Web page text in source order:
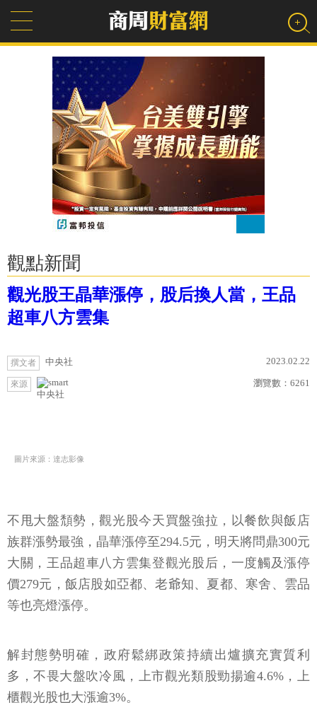
觀點新聞
觀光股王晶華漲停，股后換人當，王品
超車八方雲集
撰文者 中央社 2023.02.22
來源
中央社
瀏覽數： 6261
圖片來源：達志影像
不甩大盤頹勢，觀光股今天買盤強拉，以餐飲與飯店
族群漲勢最強，晶華漲停至294.5元，明天將問鼎300元
大關，王品超車八方雲集登觀光股后，一度觸及漲停
價279元，飯店股如亞都、老爺知、夏都、寒舍、雲品
等也亮燈漲停。
解封態勢明確，政府鬆綁政策持續出爐擴充實質利
多，不畏大盤吹冷風，上市觀光類股勁揚逾4.6%，上
櫃觀光股也大漲逾3%。